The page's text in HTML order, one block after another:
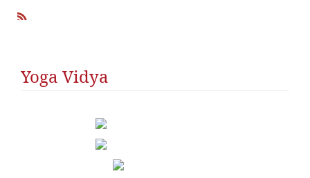
Yoga Vidya